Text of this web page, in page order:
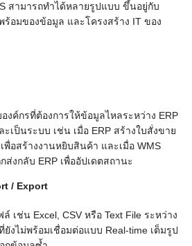
สามารถทำได้หลายรูปแบบ ขึ้นอยู่กับ
ร้อมของข้อมูล และโครงสร้าง IT ของ
งค์กรที่ต้องการให้ข้อมูลไหลระหว่าง ERP
ะเป็นระบบ เช่น เมื่อ ERP สร้างใบสั่งขาย
พื่อสร้างงานหยิบสินค้า และเมื่อ WMS
งกลับ ERP เพื่ออัปเดตสถานะ
/ Export
เช่น Excel, CSV หรือ Text File ระหว่าง
งไม่พร้อมเชื่อมต่อแบบ Real-time เต็มรูป